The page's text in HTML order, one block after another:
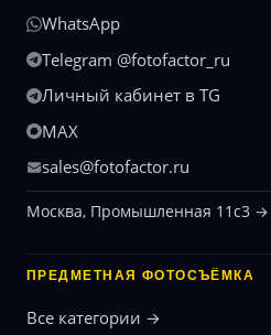
WhatsApp
Telegram @fotofactor_ru
Личный кабинет в TG
MAX
sales@fotofactor.ru
Москва, Промышленная 11с3 →
ПРЕДМЕТНАЯ ФОТОСЪЁМКА
Все категории →